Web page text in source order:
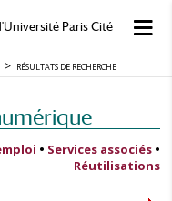
Paris Cité
RÉSULTATS DE RECHERCHE
• Services associés •
Réutilisations